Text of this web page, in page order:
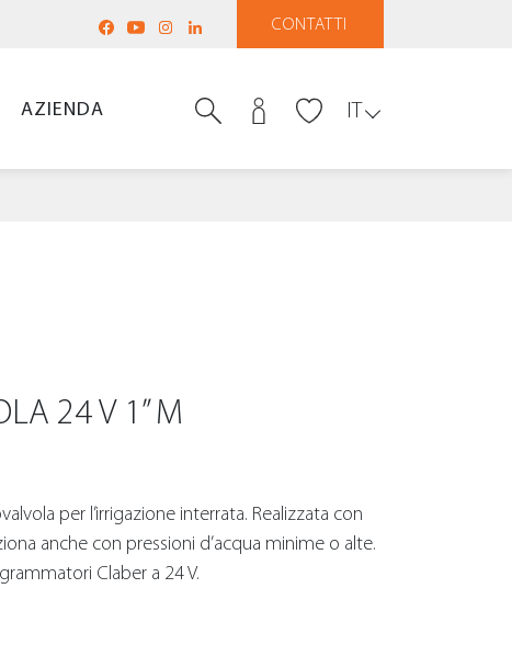
CONTATTI
AZIENDA IT
24 V 1” M
per l’irrigazione interrata. Realizzata con
anche con pressioni d’acqua minime o alte.
Claber a 24 V.